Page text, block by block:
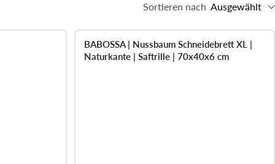
Sortieren nach Ausgewählt
AUSVERKAUFT
BABOSSA | Nussbaum Schneidebrett XL |
Naturkante | Saftrille | 70x40x6 cm